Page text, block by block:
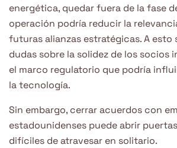
energética, quedar fuera de la fase
operación podría reducir la
futuras alianzas estratégicas. A esto
dudas sobre la solidez de los socios
el marco regulatorio que podría
la tecnología.
Sin embargo, cerrar acuerdos con
estadounidenses puede abrir
difíciles de atravesar en solitario.